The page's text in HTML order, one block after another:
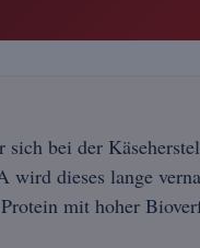
bei der
dieses lange
mit hoher